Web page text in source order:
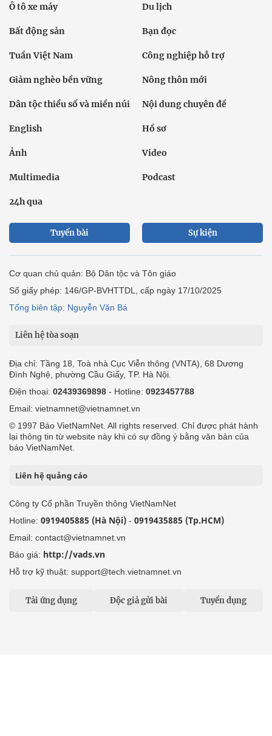
Ô tô xe máy Du lịch
Bất động sản Bạn đọc
Tuần Việt Nam Công nghiệp hỗ trợ
Giảm nghèo bền vững Nông thôn mới
Dân tộc thiểu số và miền núi Nội dung chuyên đề
English Hồ sơ
Ảnh Video
Multimedia Podcast
24h qua
Tuyến bài Sự kiện
Cơ quan chủ quản: Bộ Dân tộc và Tôn giáo
Số giấy phép: 146/GP-BVHTTDL, cấp ngày 17/10/2025
Tổng biên tập: Nguyễn Văn Bá
Liên hệ tòa soạn
Địa chỉ: Tầng 18, Toà nhà Cục Viễn thông (VNTA), 68 Dương
Đình Nghệ, phường Cầu Giấy, TP. Hà Nội.
Điện thoại: 02439369898 - Hotline: 0923457788
Email: vietnamnet@vietnamnet.vn
© 1997 Báo VietNamNet. All rights reserved. Chỉ được phát hành
lại thông tin từ website này khi có sự đồng ý bằng văn bản của
báo VietNamNet.
Liên hệ quảng cáo
Công ty Cổ phần Truyền thông VietNamNet
Hotline: 0919405885 (Hà Nội) - 0919435885 (Tp.HCM)
Email: contact@vietnamnet.vn
Báo giá: http://vads.vn
Hỗ trợ kỹ thuật: support@tech.vietnamnet.vn
Tải ứng dụng Độc giả gửi bài Tuyển dụng